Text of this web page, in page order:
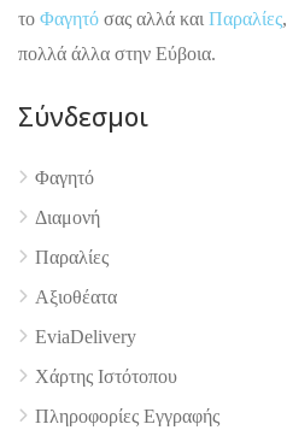
4.9
το Φαγητό σας αλλά και Παραλίες,
πολλά άλλα στην Εύβοια.
Σύνδεσμοι
Φαγητό
Διαμονή
Παραλίες
Αξιοθέατα
EviaDelivery
Χάρτης Ιστότοπου
Πληροφορίες Εγγραφής